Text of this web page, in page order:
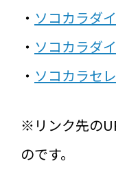
・ ソコカラダ
・ ソコカラダ
・ ソコカラセ
※リンク先の
のです。